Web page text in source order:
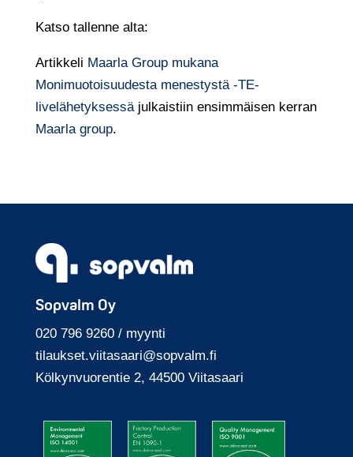
Katso tallenne alta:
Artikkeli Maarla Group mukana
Monimuotoisuudesta menestystä -TE-
livelähetyksessäjulkaistiin ensimmäisen kerran
Maarla group.
Sopvalm Oy
020 796 9260 / myynti
tilaukset.viitasaari@sopvalm.fi
Kölkyn­vuoren­tie 2, 44500 Viita­saari